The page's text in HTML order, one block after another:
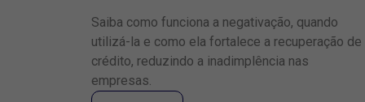
Saiba como funciona a negativação, quando
utilizá-la e como ela fortalece a recuperação de
crédito, reduzindo a inadimplência nas
empresas.